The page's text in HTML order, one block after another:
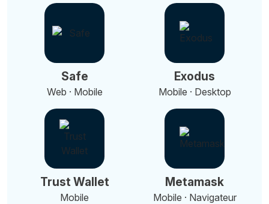
Safe
Web · Mobile
Exodus
Mobile · Desktop
Trust Wallet
Mobile
Metamask
Mobile · Navigateur